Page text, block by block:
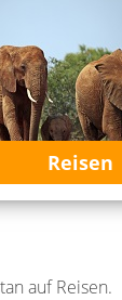
Reisen
auf Reisen.